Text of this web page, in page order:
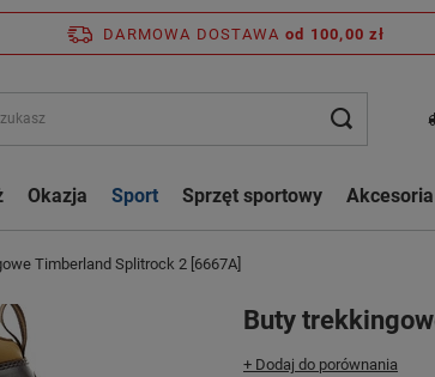
DARMOWA DOSTAWA od 100,00 zł
Okazja Sport Sprzęt sportowy Akcesoria
Timberland Splitrock 2 [6667A]
Buty
+ Dodaj do porównania